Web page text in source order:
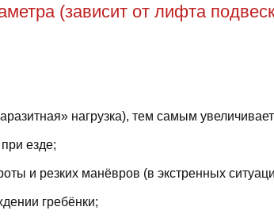
(зависит от лифта
нагрузка), тем самым
езде;
и резких манёвров (в экстренных
гребёнки;